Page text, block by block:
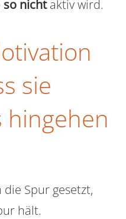
so nichtaktiv wird.
sie
hingehen
Spur gesetzt,
hält.